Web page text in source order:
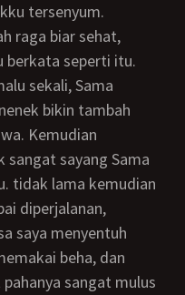
tersenyum.
raga biar sehat,
berkata seperti itu.
bikin tambah
Kemudian
sangat sayang Sama
tidak lama kemudian
diperjalanan,
saya menyentuh
beha, dan
sangat mulus